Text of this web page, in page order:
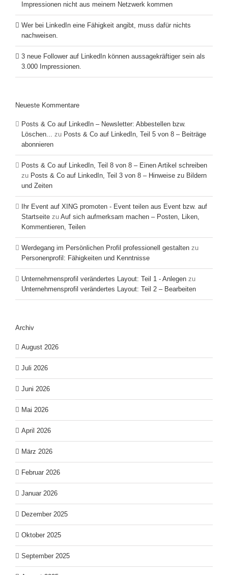
Impressionen nicht aus meinem Netzwerk kommen
Wer bei LinkedIn eine Fähigkeit angibt, muss dafür nichts
nachweisen.
3 neue Follower auf LinkedIn können aussagekräftiger sein als
3.000 Impressionen.
Neueste Kommentare
Posts & Co auf LinkedIn – Newsletter: Abbestellen bzw.
Löschen... zu Posts & Co auf LinkedIn, Teil 5 von 8 – Beiträge
abonnieren
Posts & Co auf LinkedIn, Teil 8 von 8 – Einen Artikel schreiben
zu Posts & Co auf LinkedIn, Teil 3 von 8 – Hinweise zu Bildern
und Zeiten
Ihr Event auf XING promoten - Event teilen aus Event bzw. auf
Startseite zu Auf sich aufmerksam machen – Posten, Liken,
Kommentieren, Teilen
Werdegang im Persönlichen Profil professionell gestalten zu
Personenprofil: Fähigkeiten und Kenntnisse
Unternehmensprofil verändertes Layout: Teil 1 - Anlegen zu
Unternehmensprofil verändertes Layout: Teil 2 – Bearbeiten
Archiv
August 2026
Juli 2026
Juni 2026
Mai 2026
April 2026
März 2026
Februar 2026
Januar 2026
Dezember 2025
Oktober 2025
September 2025